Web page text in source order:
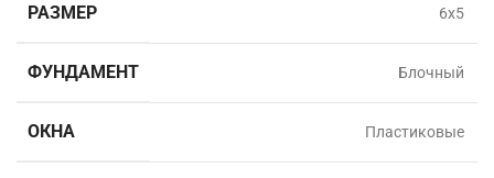
РАЗМЕР 6х5
ФУНДАМЕНТ Блочный
ОКНА Пластиковые